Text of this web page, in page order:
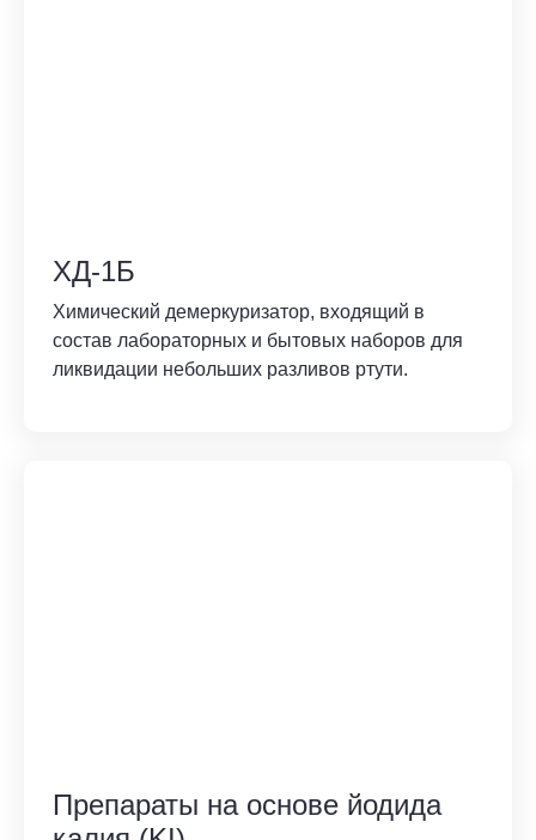
ХД-1Б
Химический демеркуризатор, входящий в
состав лабораторных и бытовых наборов для
ликвидации небольших разливов ртути.
Препараты на основе йодида